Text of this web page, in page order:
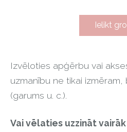
Izvēloties apģērbu vai
uzmanību ne tikai izmēram,
(garums u. c.).
Vai vēlaties uzzināt
Ielikt